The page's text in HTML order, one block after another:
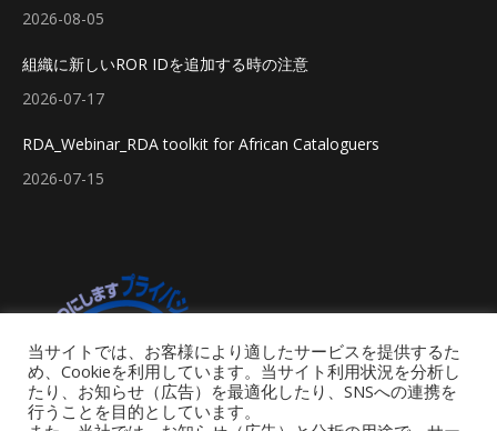
2026-08-05
組織に新しいROR IDを追加する時の注意
2026-07-17
RDA_Webinar_RDA toolkit for African Cataloguers
2026-07-15
当サイトでは、お客様により適したサービスを提供するた
め、Cookieを利用しています。当サイト利用状況を分析し
たり、お知らせ（広告）を最適化したり、SNSへの連携を
行うことを目的としています。